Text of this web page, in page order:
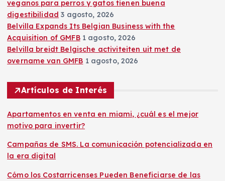
r
a
d
a
s
veganos para perros y gatos tienen buena
digestibilidad 3 agosto, 2026
Belvilla Expands Its Belgian Business with the
Acquisition of GMFB 1 agosto, 2026
Belvilla breidt Belgische activiteiten uit met de
overname van GMFB 1 agosto, 2026
Artículos de Interés
Apartamentos en venta en miami, ¿cuál es el mejor
motivo para invertir?
Campañas de SMS. La comunicación potencializada en
la era digital
Cómo los Costarricenses Pueden Beneficiarse de las